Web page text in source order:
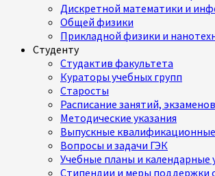
Дискретной математики и
Общей физики
Прикладной физики и
Студенту
Студактив факультета
Кураторы учебных групп
Старосты
Расписание занятий,
Методические указания
Выпускные
Вопросы и задачи ГЭК
Учебные планы и календарные
Стипендии и меры поддержки